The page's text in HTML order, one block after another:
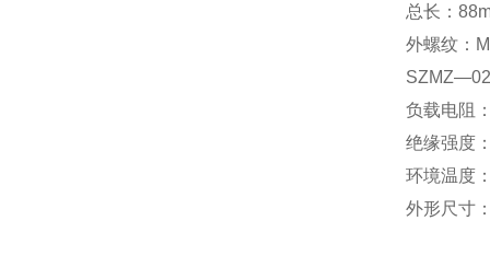
总长：
外螺纹：
SZMZ—02
负载电阻
绝缘强度
环境温度
外形尺寸